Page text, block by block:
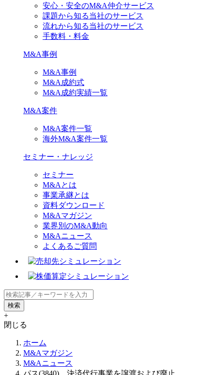
安心・安全のM&A仲介サービス
課題から知る当社のサービス
流れから知る当社のサービス
手数料・料金
M&A事例
M&A事例
M&A成約式
M&A成約実績一覧
M&A案件
M&A案件一覧
海外M&A案件一覧
セミナー・ナレッジ
セミナー
M&Aとは
事業承継とは
資料ダウンロード
M&Aマガジン
業界別のM&A動向
M&Aニュース
よくあるご質問
+
閉じる
ホーム
M&Aマガジン
M&Aニュース
パス(3840)、決済代行事業を譲渡および廃止